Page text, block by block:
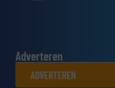
Adverteren
ADVERTEREN